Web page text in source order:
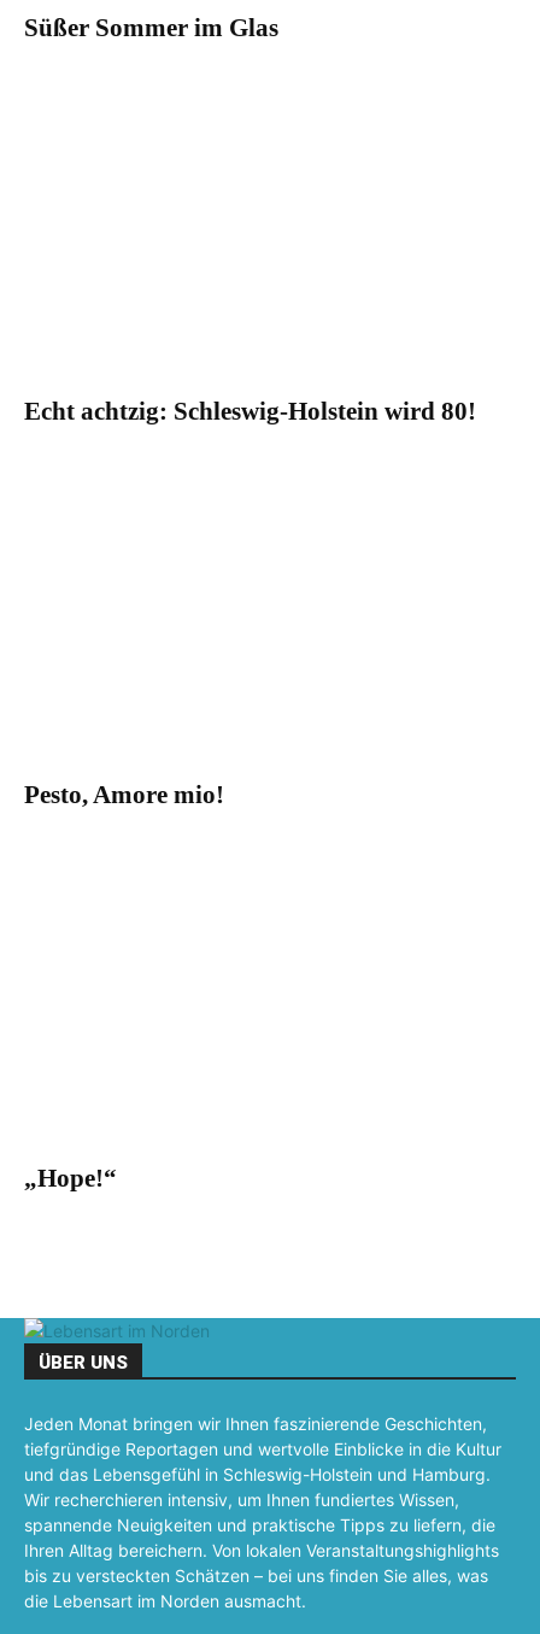
Süßer Sommer im Glas
Echt achtzig: Schleswig-Holstein wird 80!
Pesto, Amore mio!
„Hope!“
ÜBER UNS
Jeden Monat bringen wir Ihnen faszinierende Geschichten,
tiefgründige Reportagen und wertvolle Einblicke in die Kultur
und das Lebensgefühl in Schleswig-Holstein und Hamburg.
Wir recherchieren intensiv, um Ihnen fundiertes Wissen,
spannende Neuigkeiten und praktische Tipps zu liefern, die
Ihren Alltag bereichern. Von lokalen Veranstaltungshighlights
bis zu versteckten Schätzen – bei uns finden Sie alles, was
die Lebensart im Norden ausmacht.